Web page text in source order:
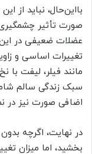
بااین‌حال، نباید از
صورت تأثیر
عضلات ضعیفی در این
تغییرات اساسی و
مانند فیلر، لیفت
سبک زندگی سالم
اضافی صورت نیز در
در نهایت، اگرچه
بخشید، اما میزان